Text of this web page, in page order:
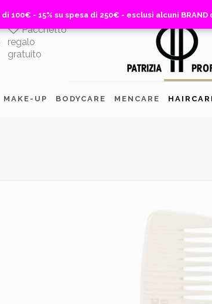
Pacchetto
regalo
gratuito
MAKE-UP BODYCARE MENCARE
di 100€ - 15% su spesa di 250€ - esclusi alcuni
di 100€ - 15% su spesa di 250€ - esclusi alcuni